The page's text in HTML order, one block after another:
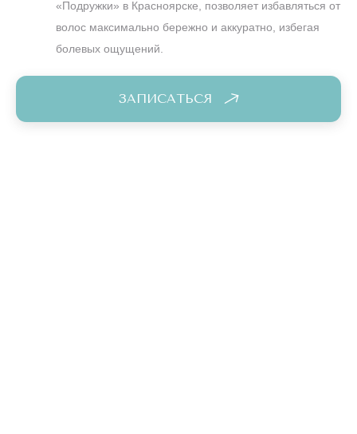
«Подружки» в Красноярске, позволяет избавляться от
волос максимально бережно и аккуратно, избегая
болевых ощущений.
ЗАПИСАТЬСЯ